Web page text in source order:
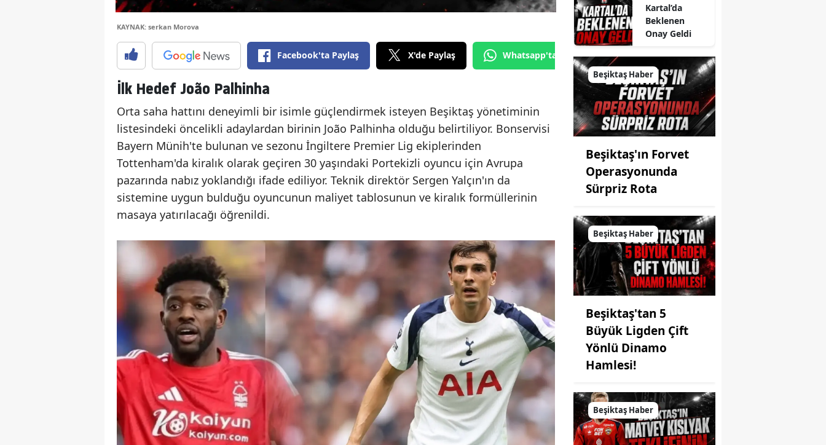
KAYNAK: serkan Morova
Facebook'ta Paylaş X'de Paylaş Whatsapp'tan Gönder
İlk Hedef João Palhinha
Orta saha hattını deneyimli bir isimle güçlendirmek isteyen Beşiktaş yönetiminin
listesindeki öncelikli adaylardan birinin João Palhinha olduğu belirtiliyor. Bonservisi
Bayern Münih'te bulunan ve sezonu İngiltere Premier Lig ekiplerinden
Tottenham'da kiralık olarak geçiren 30 yaşındaki Portekizli oyuncu için Avrupa
pazarında nabız yoklandığı ifade ediliyor. Teknik direktör Sergen Yalçın'ın da
sistemine uygun bulduğu oyuncunun maliyet tablosunun ve kiralık formüllerinin
masaya yatırılacağı öğrenildi.
Kartal’da
Beklenen
Onay Geldi
Beşiktaş Haber
Beşiktaş'ın Forvet
Operasyonunda
Sürpriz Rota
Beşiktaş Haber
Beşiktaş'tan 5
Büyük Ligden Çift
Yönlü Dinamo
Hamlesi!
Beşiktaş Haber